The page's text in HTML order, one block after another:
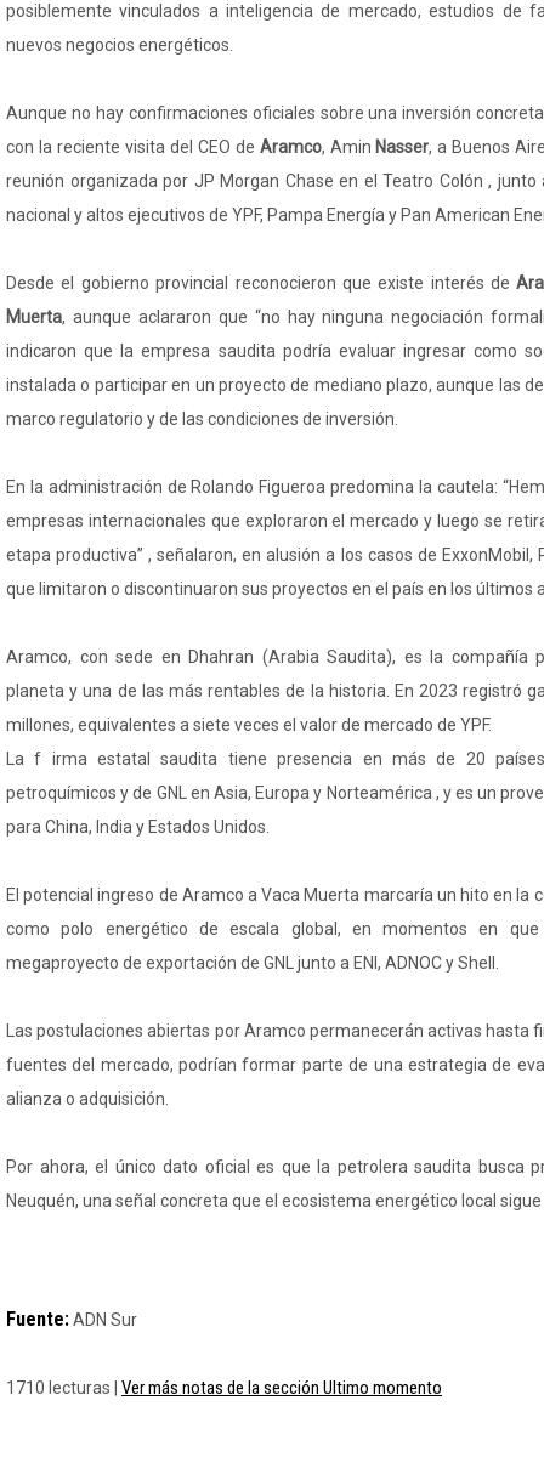
posiblemente vinculados a inteligencia de mercado, estudios de
nuevos negocios energéticos.
Aunque no hay confirmaciones oficiales sobre una inversión
con la reciente visita del CEO de Aramco, Amin Nasser, a Buenos
reunión organizada por JP Morgan Chase en el Teatro Colón ,
nacional y altos ejecutivos de YPF, Pampa Energía y Pan American
Desde el gobierno provincial reconocieron que existe interés de
Muerta, aunque aclararon que “no hay ninguna negociación
indicaron que la empresa saudita podría evaluar ingresar como
instalada o participar en un proyecto de mediano plazo, aunque las
marco regulatorio y de las condiciones de inversión.
En la administración de Rolando Figueroa predomina la cautela:
empresas internacionales que exploraron el mercado y luego se
etapa productiva” , señalaron, en alusión a los casos de ExxonMobil,
que limitaron o discontinuaron sus proyectos en el país en los últimos
Aramco, con sede en Dhahran (Arabia Saudita), es la compañía
planeta y una de las más rentables de la historia. En 2023 registró
millones, equivalentes a siete veces el valor de mercado de YPF.
La f irma estatal saudita tiene presencia en más de 20
petroquímicos y de GNL en Asia, Europa y Norteamérica , y es un
para China, India y Estados Unidos.
El potencial ingreso de Aramco a Vaca Muerta marcaría un hito en la
como polo energético de escala global, en momentos en
megaproyecto de exportación de GNL junto a ENI, ADNOC y Shell.
Las postulaciones abiertas por Aramco permanecerán activas hasta
fuentes del mercado, podrían formar parte de una estrategia de
alianza o adquisición.
Por ahora, el único dato oficial es que la petrolera saudita busca
Neuquén, una señal concreta que el ecosistema energético local
Fuente:ADN Sur
1710 lecturas | Ver más notas de la sección Ultimo momento